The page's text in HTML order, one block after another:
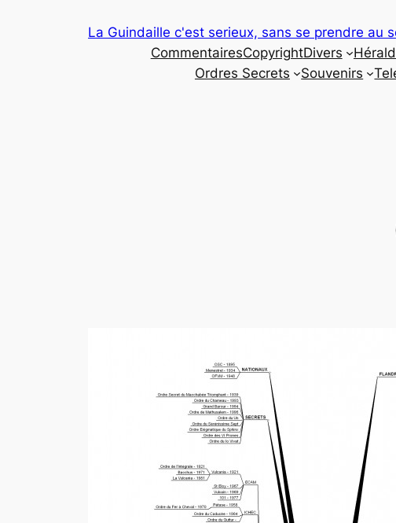
La Guindaille c'est serieux, sans se prendre au
CommentairesCopyrightDivers
Ordres Secrets
Souvenirs